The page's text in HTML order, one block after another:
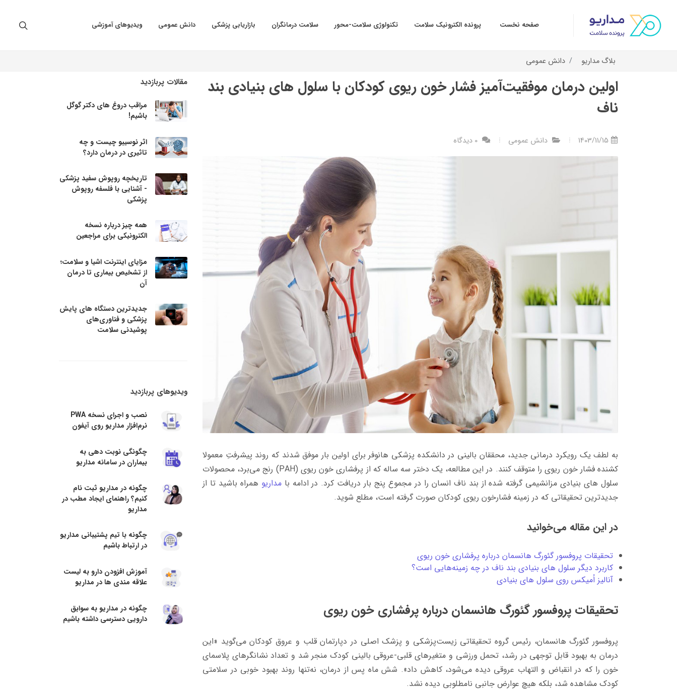
صفحه نخست پرونده الکترونیک سلامت تکنولوژی سلامت-محور سلامت درمانگران بازاریابی پزشکی دانش عمومی ویدیوهای آموزشی
بلاگ مداریو دانش عمومی
اولین درمان موفقیت‌آمیز فشار خون ریوی کودکان با سلول های بنیادی بند
ناف
1403/11/15 دانش عمومی
به لطف یک رویکرد درمانی جدید، محققان بالینی در دانشکده پزشکی هانوفر برای اولین بار موفق شدند که روند پیشرفتِ معمولا
کشنده فشار خون ریوی را متوقف کنند. در این مطالعه، یک دختر سه ساله که از پرفشاری خون ریوی (PAH) رنج می‌برد، محصولات
سلول‌ های بنیادی مزانشیمی گرفته شده از بند ناف انسان را در مجموع پنج بار دریافت کرد. در ادامه بامداریو همراه باشید تا از
جدیدترین تحقیقاتی که در زمینه فشارخون ریوی کودکان صورت گرفته است، مطلع شوید.
در این مقاله می‌خوانید
تحقیقات پروفسور گئورگ هانسمان درباره پرفشاری خون ریوی
کاربرد دیگر سلول های بنیادی بند ناف در چه زمینه‌هایی است؟
آنالیز اُمیکس روی سلول های بنیادی
تحقیقات پروفسور گئورگ هانسمان درباره پرفشاری خون ریوی
پروفسور گئورگ هانسمان، رئیس گروه تحقیقاتی زیست‌پزشکی و پزشک اصلی در دپارتمان قلب و عروق کودکان می‌گوید «این
درمان به بهبود قابل توجهی در رشد، تحمل ورزشی و متغیرهای قلبی-عروقی بالینی کودک منجر شد و تعداد نشانگرهای پلاسمای
خون را که در انقباض و التهاب عروقی دیده می‌شود، کاهش داد». شش ماه پس از درمان، نه‌تنها روند بهبود خوبی در سلامتی
کودک مشاهده شد، بلکه هیچ عوارض جانبی نامطلوبی دیده نشد.
مقالات پربازدید
مراقب دروغ های دکتر گوگل
باشیم!
اثر نوسیبو چیست و چه
تاثیری در درمان دارد؟
تاریخچه روپوش سفید پزشکی
- آشنایی با فلسفه روپوش
پزشکی
همه چیز درباره نسخه
الکترونیکی برای مراجعین
مزایای اینترنت اشیا و سلامت؛
از تشخیص بیماری تا درمان
آن
جدیدترین دستگاه های پایش
پزشکی و فناوری‌های
پوشیدنی سلامت
ویدیوهای پربازدید
نصب و اجرای نسخه PWA
نرم‌افزار مداریو روی آیفون
چگونگی نوبت دهی به
بیماران در سامانه مداریو
چگونه در مداریو ثبت نام
کنیم؟ راهنمای ایجاد مطب در
مداریو
چگونه با تیم پشتیبانی مداریو
در ارتباط باشیم
آموزش افزودن دارو به لیست
علاقه مندی ها در مداریو
چگونه در مداریو به سوابق
دارویی دسترسی داشته باشیم